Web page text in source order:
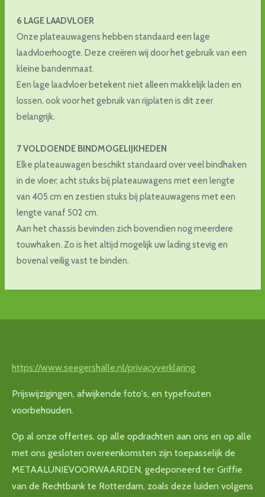
6 LAGE LAADVLOER
Onze plateauwagens hebben standaard een lage
laadvloerhoogte. Deze creëren wij door het gebruik van een
kleine bandenmaat.
Een lage laadvloer betekent niet alleen makkelijk laden en
lossen, ook voor het gebruik van rijplaten is dit zeer
belangrijk.
7 VOLDOENDE BINDMOGELIJKHEDEN
Elke plateauwagen beschikt standaard over veel bindhaken
in de vloer; acht stuks bij plateauwagens met een lengte
van 405 cm en zestien stuks bij plateauwagens met een
lengte vanaf 502 cm.
Aan het chassis bevinden zich bovendien nog meerdere
touwhaken. Zo is het altijd mogelijk uw lading stevig en
bovenal veilig vast te binden.
https://www.seegershalle.nl/privacyverklaring
Prijswijzigingen, afwijkende foto's, en typefouten
voorbehouden.
Op al onze offertes, op alle opdrachten aan ons en op alle
met ons gesloten overeenkomsten zijn toepasselijk de
METAALUNIEVOORWAARDEN, gedeponeerd ter Griffie
van de Rechtbank te Rotterdam, zoals deze luiden volgens